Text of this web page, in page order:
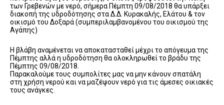
των Γρεβενών με νερό, σήμερα Πέμπτη 09/08/2018 θα υπάρξει
διακοπή της υδροδότησης στα Δ.Δ. Κυρακαλής, Ελάτου & τον
οικισμό του Δοξαρά (συμπεριλαμβανομένου του οικισμού της
Αγάπης)
Η βλάβη αναμένεται να αποκατασταθεί μέχρι το απόγευμα της
Πέμπτης αλλά η υδροδότηση θα ολοκληρωθεί το βράδυ της
Πέμπτης 09/08/2018.
Παρακαλούμε τους συμπολίτες μας να μην κάνουν σπατάλη
στη χρήση νερού και να μαζέψουν νερό για τις άμεσες οικιακές
τους ανάγκες.